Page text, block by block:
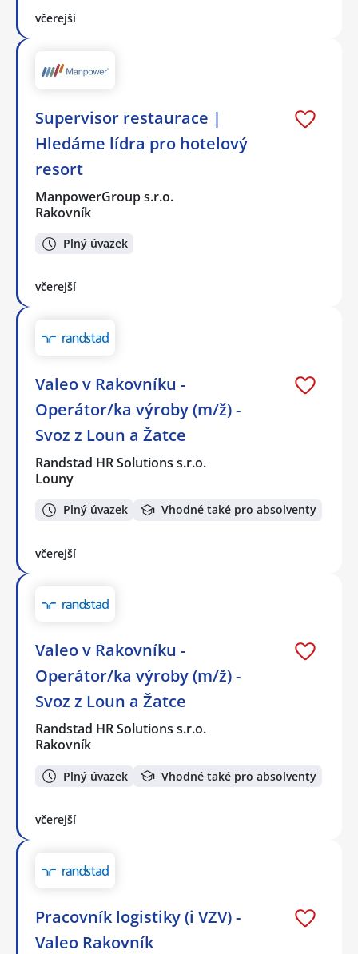
včerejší
Supervisor restaurace |
Hledáme lídra pro hotelový
resort
ManpowerGroup s.r.o.
Rakovník
Plný úvazek
včerejší
Valeo v Rakovníku -
Operátor/ka výroby (m/ž) -
Svoz z Loun a Žatce
Randstad HR Solutions s.r.o.
Louny
Plný úvazek Vhodné také pro absolventy
včerejší
Valeo v Rakovníku -
Operátor/ka výroby (m/ž) -
Svoz z Loun a Žatce
Randstad HR Solutions s.r.o.
Rakovník
Plný úvazek Vhodné také pro absolventy
včerejší
Pracovník logistiky (i VZV) -
Valeo Rakovník